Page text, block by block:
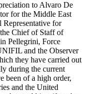
to Alvaro De
for the Middle East
Representative for
Chief of Staff of
Pellegrini, Force
and the Observer
they have carried out
during the current
been of a high order,
and the United